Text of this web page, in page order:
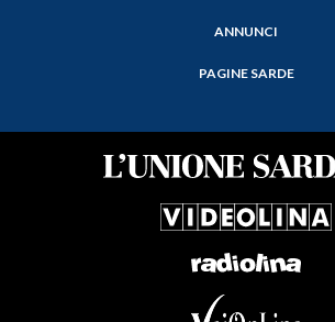
ANNUNCI
PAGINE SARDE